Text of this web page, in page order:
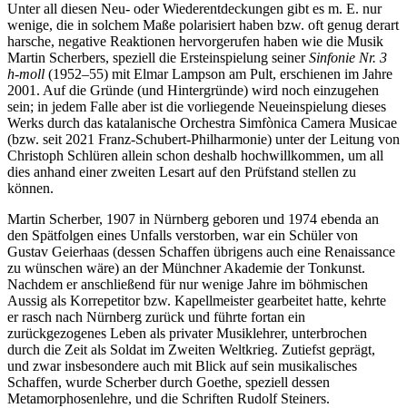
Unter all diesen Neu- oder Wiederentdeckungen gibt es m. E. nur
wenige, die in solchem Maße polarisiert haben bzw. oft genug derart
harsche, negative Reaktionen hervorgerufen haben wie die Musik
Martin Scherbers, speziell die Ersteinspielung seinerSinfonie Nr. 3
h-moll (1952–55) mit Elmar Lampson am Pult, erschienen im Jahre
2001. Auf die Gründe (und Hintergründe) wird noch einzugehen
sein; in jedem Falle aber ist die vorliegende Neueinspielung dieses
Werks durch das katalanische Orchestra Simfònica Camera Musicae
(bzw. seit 2021 Franz-Schubert-Philharmonie) unter der Leitung von
Christoph Schlüren allein schon deshalb hochwillkommen, um all
dies anhand einer zweiten Lesart auf den Prüfstand stellen zu
können.
Martin Scherber, 1907 in Nürnberg geboren und 1974 ebenda an
den Spätfolgen eines Unfalls verstorben, war ein Schüler von
Gustav Geierhaas (dessen Schaffen übrigens auch eine Renaissance
zu wünschen wäre) an der Münchner Akademie der Tonkunst.
Nachdem er anschließend für nur wenige Jahre im böhmischen
Aussig als Korrepetitor bzw. Kapellmeister gearbeitet hatte, kehrte
er rasch nach Nürnberg zurück und führte fortan ein
zurückgezogenes Leben als privater Musiklehrer, unterbrochen
durch die Zeit als Soldat im Zweiten Weltkrieg. Zutiefst geprägt,
und zwar insbesondere auch mit Blick auf sein musikalisches
Schaffen, wurde Scherber durch Goethe, speziell dessen
Metamorphosenlehre, und die Schriften Rudolf Steiners.